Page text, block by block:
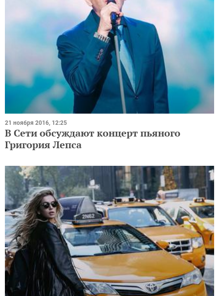
21 ноября 2016, 12:25
В Сети обсуждают концерт пьяного
Григория Лепса